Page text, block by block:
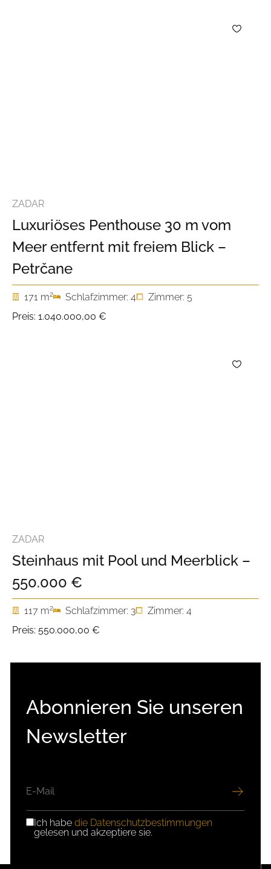
ZADAR
Luxuriöses Penthouse 30 m vom
Meer entfernt mit freiem Blick –
Petrčane
171 m2 Schlafzimmer: 4
Zimmer: 5
Preis: 1.040.000,00 €
ZADAR
Steinhaus mit Pool und Meerblick –
550.000 €
117 m2 Schlafzimmer: 3
Zimmer: 4
Preis: 550.000,00 €
Abonnieren Sie unseren
Newsletter
MAIL
DSGVO-
EINWILLIGUNG
Ich habe die Datenschutzbestimmungen
gelesen und akzeptiere sie.